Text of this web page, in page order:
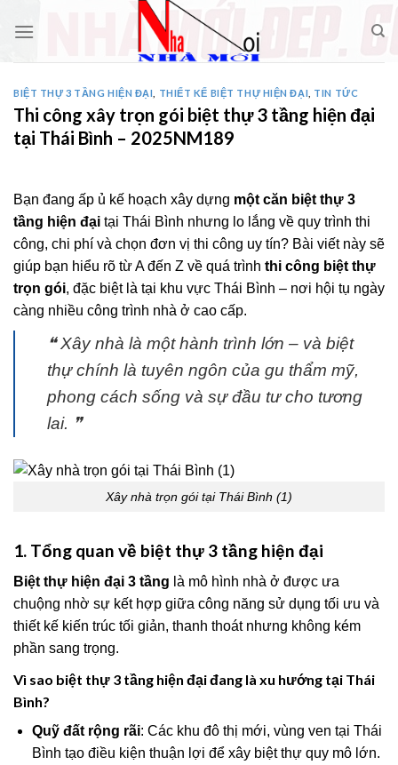
BIỆT THỰ 3 TẦNG HIỆN ĐẠI THIẾT KẾ BIỆT THỰ HIỆN ĐẠI TIN TỨC
Thi công xây trọn gói biệt thự 3 tầng hiện đại
tại Thái Bình – 2025NM189
Bạn đang ấp ủ kế hoạch xây dựng một căn biệt thự 3
tầng hiện đại tại Thái Bình nhưng lo lắng về quy trình thi
công, chi phí và chọn đơn vị thi công uy tín? Bài viết này sẽ
giúp bạn hiểu rõ từ A đến Z về quá trình thi công biệt thự
trọn gói, đặc biệt là tại khu vực Thái Bình – nơi hội tụ ngày
càng nhiều công trình nhà ở cao cấp.
❝ Xây nhà là một hành trình lớn – và biệt
thự chính là tuyên ngôn của gu thẩm mỹ,
phong cách sống và sự đầu tư cho tương
lai. ❞
Xây nhà trọn gói tại Thái Bình (1)
1. Tổng quan về biệt thự 3 tầng hiện đại
Biệt thự hiện đại 3 tầng là mô hình nhà ở được ưa
chuộng nhờ sự kết hợp giữa công năng sử dụng tối ưu và
thiết kế kiến trúc tối giản, thanh thoát nhưng không kém
phần sang trọng.
Vì sao biệt thự 3 tầng hiện đại đang là xu hướng tại Thái
Bình?
Quỹ đất rộng rãi: Các khu đô thị mới, vùng ven tại Thái
Bình tạo điều kiện thuận lợi để xây biệt thự quy mô lớn.